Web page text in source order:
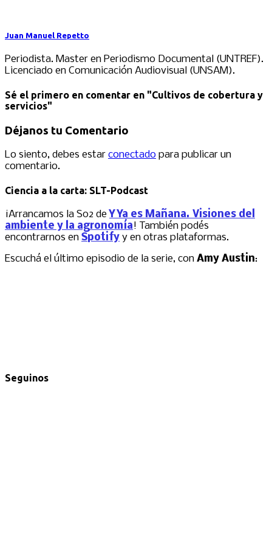
Juan Manuel Repetto
Periodista. Master en Periodismo Documental (UNTREF).
Licenciado en Comunicación Audiovisual (UNSAM).
Sé el primero en comentar en "Cultivos de cobertura y
servicios"
Déjanos tu Comentario
Lo siento, debes estar conectado para publicar un
comentario.
Ciencia a la carta: SLT-Podcast
¡Arrancamos la S02 de Y Ya es Mañana. Visiones del
ambiente y la agronomía! También podés
encontrarnos en Spotify y en otras plataformas.
Escuchá el último episodio de la serie, con Amy Austin:
Seguinos